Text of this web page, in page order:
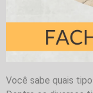
Você sabe quais